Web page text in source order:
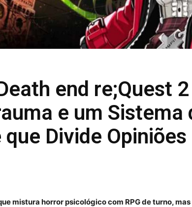
end re;Quest
e um Sistema
Divide Opiniões
mistura horror psicológico com RPG de turno,